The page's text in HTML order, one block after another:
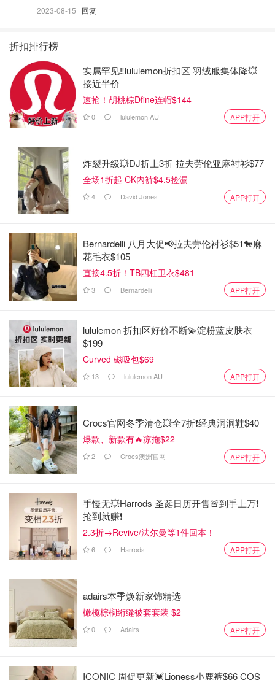
版权©️CookwithManali
食材已经按组分好
🟡 半个大青椒 + 半个大彩椒
🟡 红洋葱(大的用半个，小的一个，总量就和青椒彩椒差不
多就行)
🟠孜然籽Cumin Seeds 半小勺 🟠姜蒜泥1小勺
🔵芫荽籽粉/香菜籽粉Coriander Powder 3/4小勺
🔵混合香料玛莎拉粉Garam Masala 1/2小勺
🔵红辣椒粉 1/4小勺
🔵小豆蔻粉Cardamom Powder 1/2小勺
🔵盐 1/4小勺 (最后不够再加1/4小勺)
🟣有盐黄油15克(欧式黄油更佳)
🟣奶油Heavy Cream 3大勺
🟡 葫芦巴叶kasuri methi/dried fenugreek leaves 1大勺
🟡 新鲜香菜叶 适量
步骤1 - 4
几大块，浸入热水中。约十分钟后paneer会变得很软，取出
2023-08-15 · 回复
折扣排行榜
实属罕见‼️lululemon折扣区 羽绒服集体降💥
接近半价
速抢！胡桃棕Dfine连帽$144
0 lululemon AU APP打开
炸裂升级💥DJ折上3折 拉夫劳伦亚麻衬衫$77
全场1折起 CK内裤$4.5捡漏
4 David Jones APP打开
Bernardelli 八月大促📢拉夫劳伦衬衫$51🐎麻
花毛衣$105
直接4.5折！TB四杠卫衣$481
3 Bernardelli APP打开
lululemon 折扣区好价不断💫淀粉蓝皮肤衣
$199
Curved 磁吸包$69
13 lululemon AU APP打开
Crocs官网冬季清仓💥全7折❗经典洞洞鞋$40
爆款、新款有🔥凉拖$22
2 Crocs澳洲官网 APP打开
手慢无💥Harrods 圣诞日历开售🚨到手上万❗️
抢到就赚❗️
2.3折→Revive/法尔曼等1件回本！
6 Harrods APP打开
adairs本季焕新家饰精选
橄榄棕榈绗缝被套套装 $2
0 Adairs APP打开
ICONIC 周促更新💓Lioness小鹿裤$66 COS